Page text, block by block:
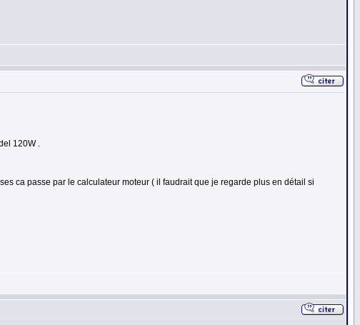
120W .
ca passe par le calculateur moteur ( il faudrait que je regarde plus en détail si